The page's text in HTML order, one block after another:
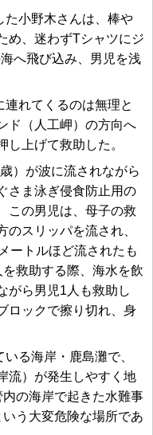
た小野木さんは、棒や
め、迷わずTシャツにジ
へ飛び込み、男児を浅
れてくるのは無理と
ド（人工岬）の方向へ
上げて救助した。
）が波に流されながら
さま泳ぎ侵食防止用の
この男児は、母子の救
のスリッパを流され、
ートルほど流されたも
救助する際、海水を飲
がら男児1人も救助し
ロックで擦り切れ、身
る海岸・鹿島灘で、
流）が発生しやすく地
の海岸で起きた水難事
う大変危険な場所であ